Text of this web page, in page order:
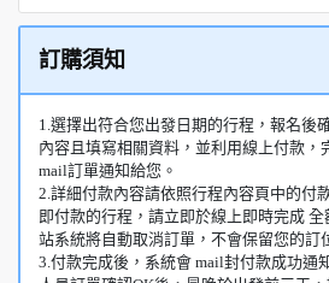
訂購須知
1.選擇出符合您出發日期的行程，報名後
內容且填寫相關資料，並利用線上付款，
mail訂單通知給您。
2.詳細付款內容請依照行程內容頁中的付
即付款的行程，請立即於線上即時完成
站系統將自動取消訂單，不會保留您的訂
3.付款完成後，系統會 mail封付款成功通